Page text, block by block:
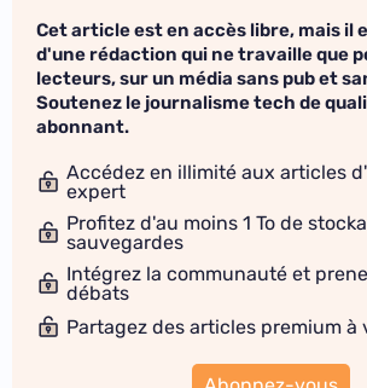
Cet article est en accès libre, mais il
d'une rédaction qui ne travaille que
lecteurs, sur un média sans pub et
Soutenez le journalisme tech de
abonnant.
Accédez en illimité aux articles
expert
Profitez d'au moins 1 To de
sauvegardes
Intégrez la communauté et
débats
Partagez des articles premium à